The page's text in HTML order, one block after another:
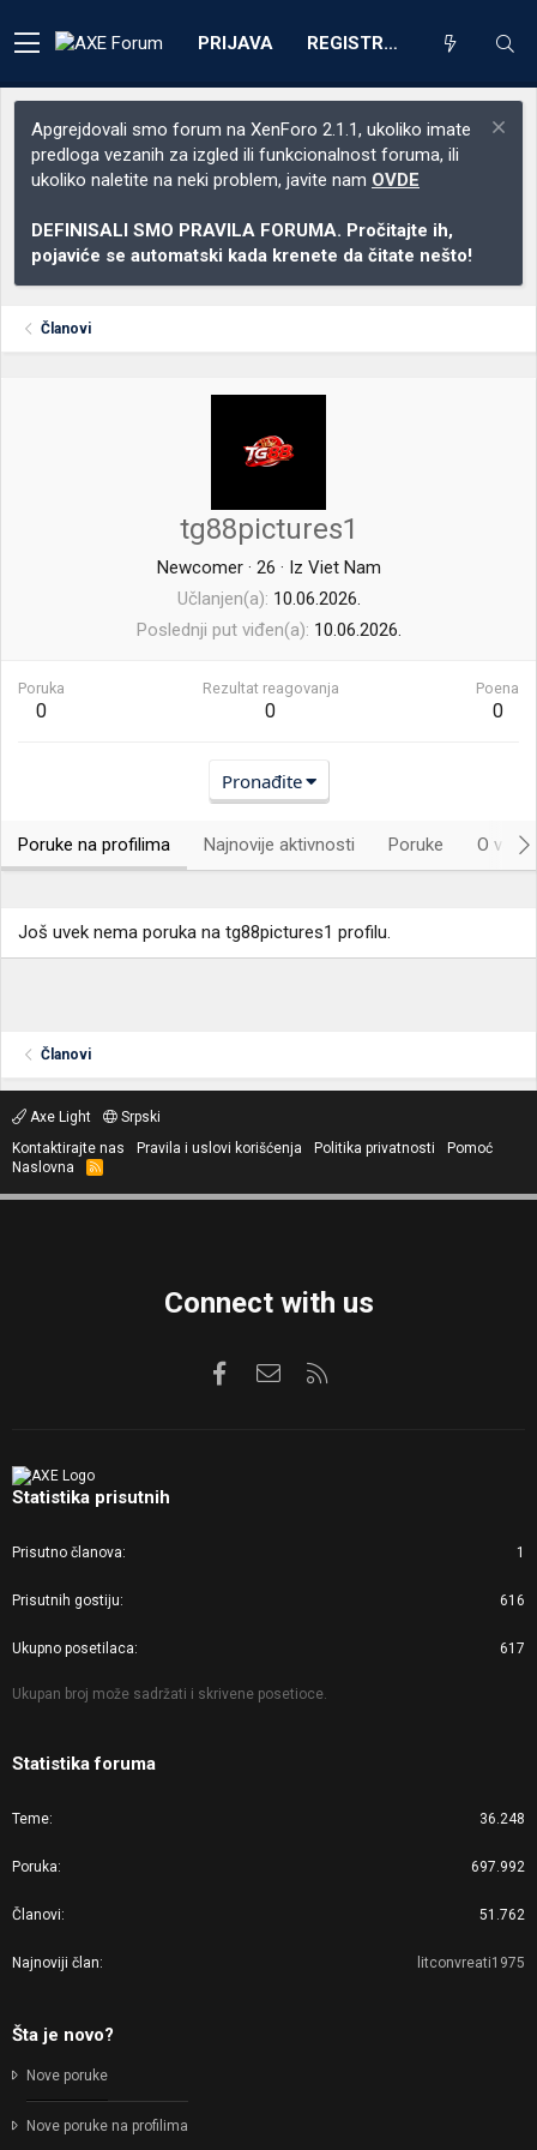
PRIJAVA REGISTRACIJA
Apgrejdovali smo forum na XenForo 2.1.1, ukoliko imate
predloga vezanih za izgled ili funkcionalnost foruma, ili
ukoliko naletite na neki problem, javite nam OVDE
DEFINISALI SMO PRAVILA FORUMA. Pročitajte ih,
pojaviće se automatski kada krenete da čitate nešto!
Članovi
tg88pictures1
Newcomer · 26 · Iz Viet Nam
Učlanjen(a) 10.06.2026.
Poslednji put viđen(a) 10.06.2026.
Poruka
0
Rezultat reagovanja
0
Poena
0
Pronađite
Poruke na profilima Najnovije aktivnosti Poruke O
Još uvek nema poruka na tg88pictures1 profilu.
Članovi
Axe Light
Srpski
Kontaktirajte nas
Pravila i uslovi korišćenja Politika privatnosti
Pomoć
Naslovna
R
S
Connect with us
FacebookKontaktirajte nas
Statistika prisutnih
Prisutno članova 1
Prisutnih gostiju 616
Ukupno posetilaca 617
Ukupan broj može sadržati i skrivene posetioce.
Statistika foruma
Teme 36.248
Poruka 697.992
Članovi 51.762
Najnoviji član litconvreati1975
Šta je novo?
Nove poruke
Nove poruke na profilima